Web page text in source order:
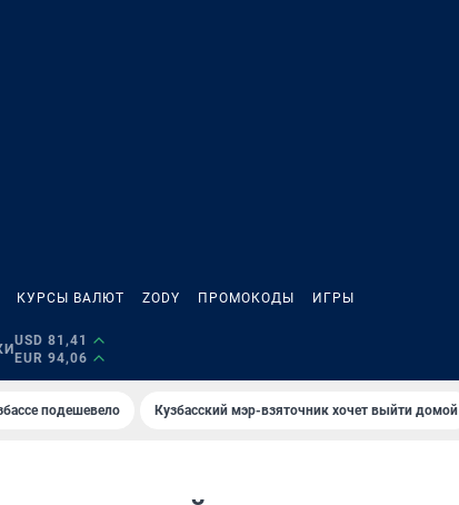
КУРСЫ ВАЛЮТ ZODY ПРОМОКОДЫ ИГРЫ
USD 81,41
EUR 94,06
подешевело Кузбасский мэр-взяточник хочет выйти домой